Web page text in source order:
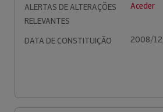
ALERTAS DE ALTERAÇÕES
RELEVANTES
Aceder
DATA DE CONSTITUIÇÃO 2008/